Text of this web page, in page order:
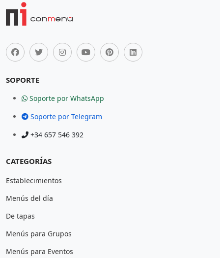
SOPORTE
Soporte por WhatsApp
Soporte por Telegram
+34 657 546 392
CATEGORÍAS
Establecimientos
Menús del día
De tapas
Menús para Grupos
Menús para Eventos